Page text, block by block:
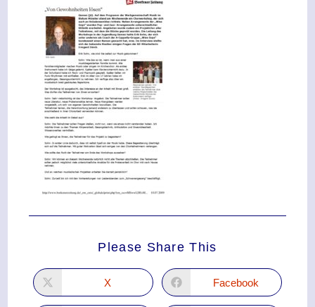
Please Share This
X Facebook